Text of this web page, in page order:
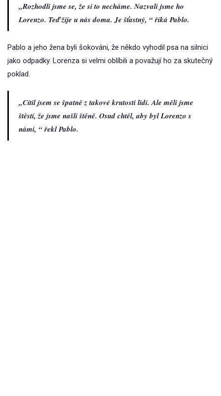
„Rozhodli jsme se, že si to necháme. Nazvali jsme ho
Lorenzo. Teď žije u nás doma. Je šťastný, “ říká Pablo.
Pablo a jeho žena byli šokováni, že někdo vyhodil psa na silnici
jako odpadky. Lorenza si velmi oblíbili a považují ho za skutečný
poklad.
„Cítil jsem se špatně z takové krutosti lidí. Ale měli jsme
štěstí, že jsme našli štěně. Osud chtěl, aby byl Lorenzo s
námi, “ řekl Pablo.